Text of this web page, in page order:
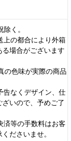
く。
上の都合により外箱
場合がございます
の色味が実際の商品
告なくデザイン、仕
いので、予めご了
等の手数料はお客
ださいませ。